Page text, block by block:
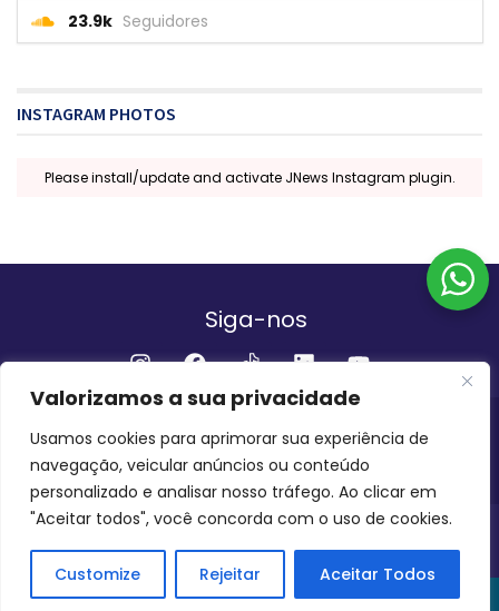
Valorizamos a sua privacidade
Usamos cookies para aprimorar sua experiência de
navegação, veicular anúncios ou conteúdo
personalizado e analisar nosso tráfego. Ao clicar em
"Aceitar todos", você concorda com o uso de cookies.
Customize Rejeitar Aceitar Todos
23.9k Seguidores
INSTAGRAM PHOTOS
Please install/update and activate JNews Instagram plugin.
Siga-nos
Institucional
QUEM SOMOS FALE CONOSCO
INVEST AMAZÔNIA BRASIL
COPYRIGHT 2024 - 2026